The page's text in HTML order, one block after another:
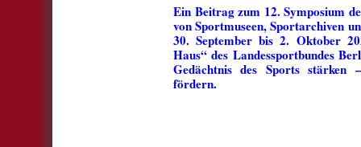
Ein Beitrag zum 12. Symposium
von Sportmuseen, Sportarchiven
30. September bis 2. Oktober
Haus“ des Landessportbundes
Gedächtnis des Sports stärken
fördern.